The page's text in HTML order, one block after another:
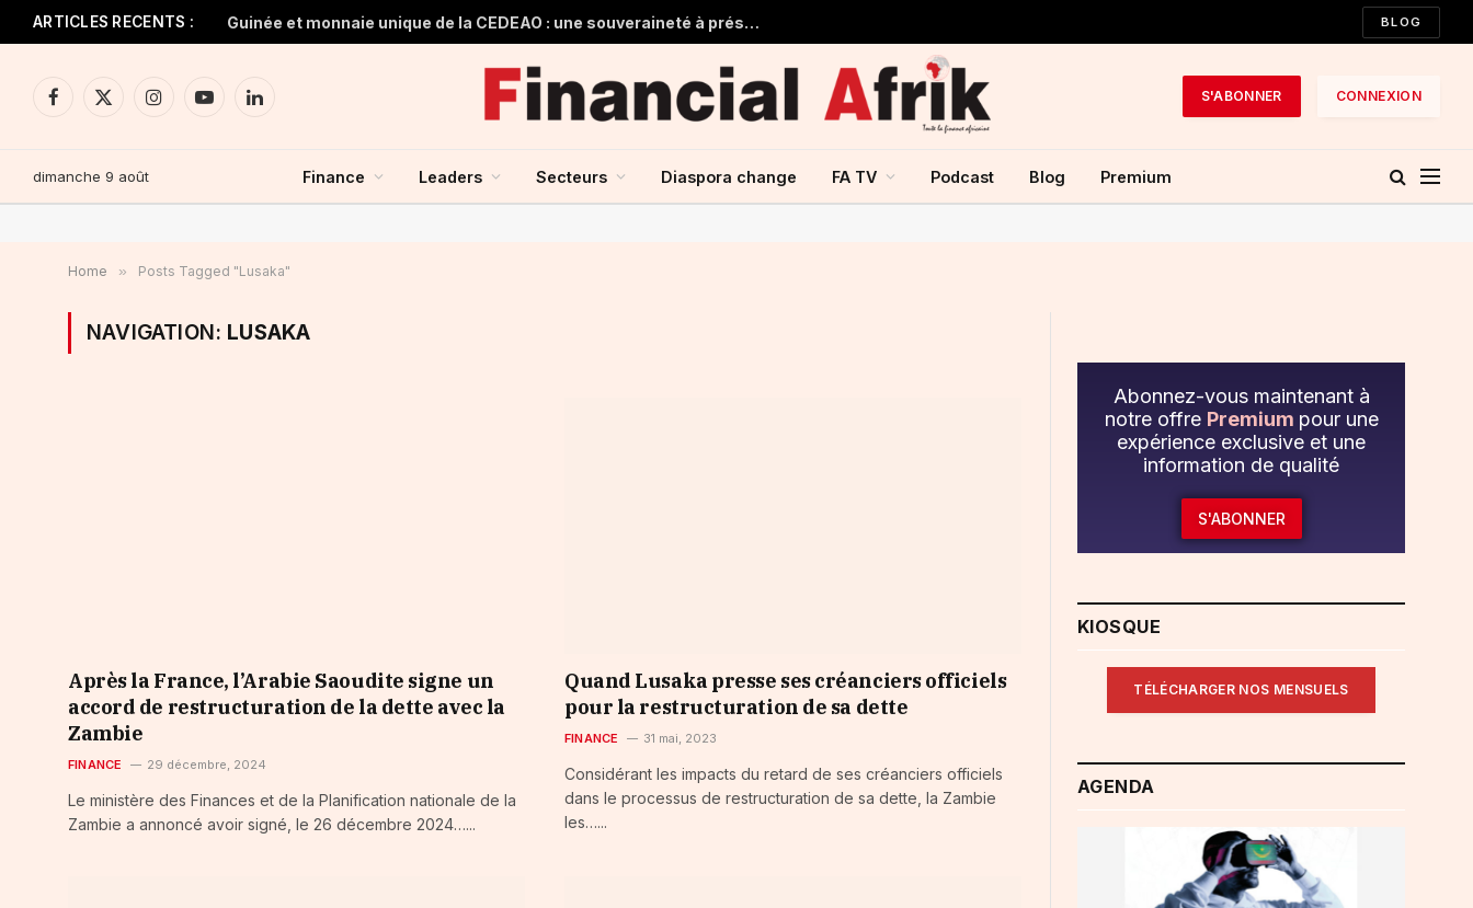
ARTICLES RECENTS : Guinée et monnaie unique de la CEDEAO : une souveraineté à préserver, une intégration à repenser BLOG
Facebook
X
InstagramYouTubeLinkedIn
S'ABONNER CONNEXION
dimanche 9 août Finance Leaders Secteurs Diaspora change FA TV Podcast Blog Premium
Home » Posts Tagged "Lusaka"
NAVIGATION: LUSAKA
Après la France, l’Arabie Saoudite signe un
accord de restructuration de la dette avec la
Zambie
FINANCE 29 décembre, 2024
Le ministère des Finances et de la Planification nationale de la
Zambie a annoncé avoir signé, le 26 décembre 2024…...
Quand Lusaka presse ses créanciers officiels
pour la restructuration de sa dette
FINANCE 31 mai, 2023
Considérant les impacts du retard de ses créanciers officiels
dans le processus de restructuration de sa dette, la Zambie
les…...
Abonnez-vous maintenant à
notre offre Premium pour une
expérience exclusive et une
information de qualité
S'ABONNER
KIOSQUE
TÉLÉCHARGER NOS MENSUELS
AGENDA